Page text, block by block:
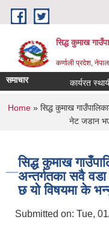
Skip to main content
सिद्ध कुमाख
कर्णाली प्रदेश, नेपाल
समाचार कार्यरत
You are here
Home» सिद्ध कुमाख
नेट जडान
सिद्ध कुमाख
अन्तर्गतका सवै
छ यो विषयमा के
Submitted on: Tue,